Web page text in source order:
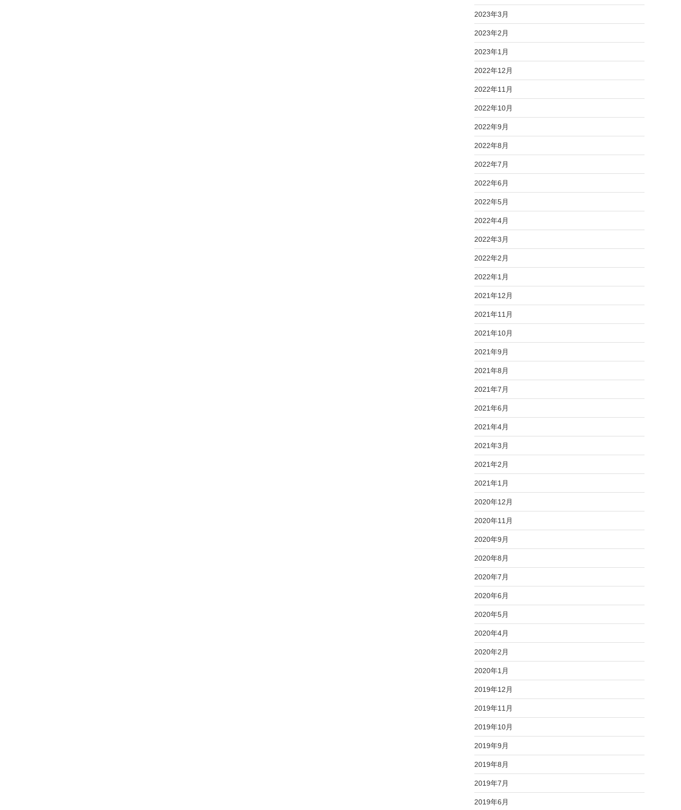
2023年3月
2023年2月
2023年1月
2022年12月
2022年11月
2022年10月
2022年9月
2022年8月
2022年7月
2022年6月
2022年5月
2022年4月
2022年3月
2022年2月
2022年1月
2021年12月
2021年11月
2021年10月
2021年9月
2021年8月
2021年7月
2021年6月
2021年4月
2021年3月
2021年2月
2021年1月
2020年12月
2020年11月
2020年9月
2020年8月
2020年7月
2020年6月
2020年5月
2020年4月
2020年2月
2020年1月
2019年12月
2019年11月
2019年10月
2019年9月
2019年8月
2019年7月
2019年6月